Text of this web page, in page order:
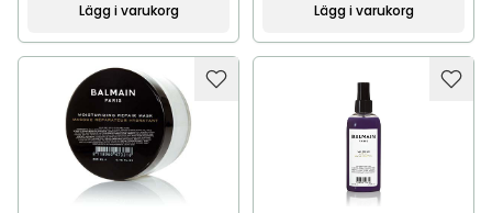
Lägg i varukorg Lägg i varukorg